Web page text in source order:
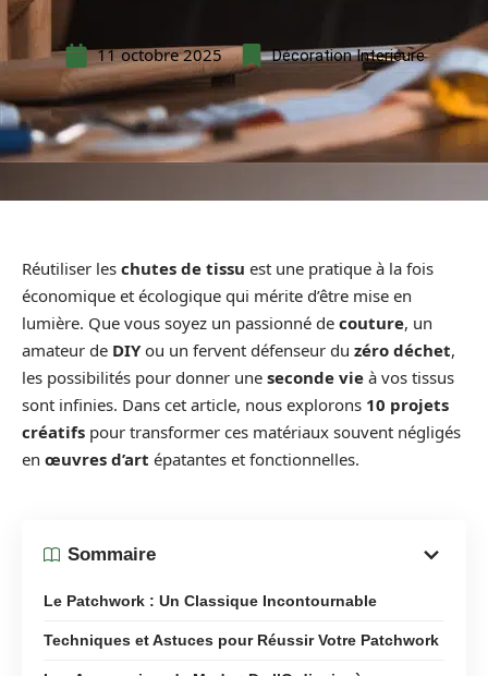
11 octobre 2025 Décoration Interieure
Réutiliser les chutes de tissu est une pratique à la fois
économique et écologique qui mérite d’être mise en
lumière. Que vous soyez un passionné de couture, un
amateur de DIYou un fervent défenseur du zéro déchet,
les possibilités pour donner une seconde vie à vos tissus
sont infinies. Dans cet article, nous explorons 10 projets
créatifs pour transformer ces matériaux souvent négligés
en œuvres d’art épatantes et fonctionnelles.
Sommaire
Le Patchwork : Un Classique Incontournable
Techniques et Astuces pour Réussir Votre Patchwork